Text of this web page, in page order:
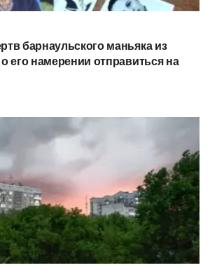
барнаульского маньяка из
его намерении отправиться на